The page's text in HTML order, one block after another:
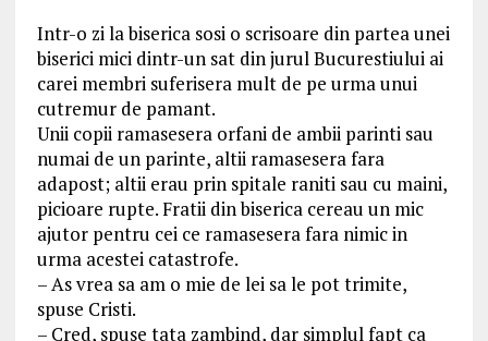
Intr-o zi la biserica sosi o scrisoare din partea unei
biserici mici dintr-un sat din jurul Bucurestiului ai
carei membri suferisera mult de pe urma unui
cutremur de pamant.
Unii copii ramasesera orfani de ambii parinti sau
numai de un parinte, altii ramasesera fara
adapost; altii erau prin spitale raniti sau cu maini,
picioare rupte. Fratii din biserica cereau un mic
ajutor pentru cei ce ramasesera fara nimic in
urma acestei catastrofe.
– As vrea sa am o mie de lei sa le pot trimite,
spuse Cristi.
– Cred, spuse tata zambind, dar simplul fapt ca